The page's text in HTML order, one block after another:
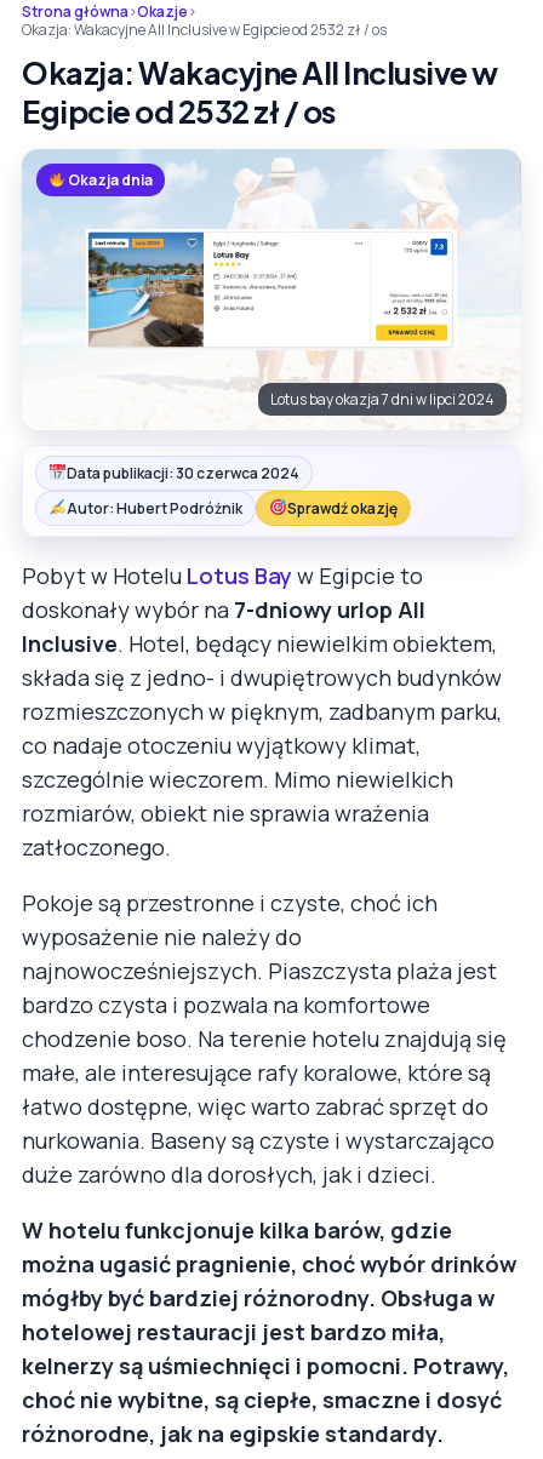
Strona główna›Okazje›
Okazja: Wakacyjne All Inclusive w Egipcie od 2532 zł / os
Okazja: Wakacyjne All Inclusive w
Egipcie od 2532 zł / os
Okazja dnia
Lotus bay okazja 7 dni w lipci 2024
Data publikacji: 30 czerwca 2024
Autor: Hubert Podróżnik
Sprawdź okazję
Pobyt w Hotelu Lotus Bay w Egipcie to
doskonały wybór na 7-dniowy urlop All
Inclusive. Hotel, będący niewielkim obiektem,
składa się z jedno- i dwupiętrowych budynków
rozmieszczonych w pięknym, zadbanym parku,
co nadaje otoczeniu wyjątkowy klimat,
szczególnie wieczorem. Mimo niewielkich
rozmiarów, obiekt nie sprawia wrażenia
zatłoczonego.
Pokoje są przestronne i czyste, choć ich
wyposażenie nie należy do
najnowocześniejszych. Piaszczysta plaża jest
bardzo czysta i pozwala na komfortowe
chodzenie boso. Na terenie hotelu znajdują się
małe, ale interesujące rafy koralowe, które są
łatwo dostępne, więc warto zabrać sprzęt do
nurkowania. Baseny są czyste i wystarczająco
duże zarówno dla dorosłych, jak i dzieci.
W hotelu funkcjonuje kilka barów, gdzie
można ugasić pragnienie, choć wybór drinków
mógłby być bardziej różnorodny. Obsługa w
hotelowej restauracji jest bardzo miła,
kelnerzy są uśmiechnięci i pomocni. Potrawy,
choć nie wybitne, są ciepłe, smaczne i dosyć
różnorodne, jak na egipskie standardy.